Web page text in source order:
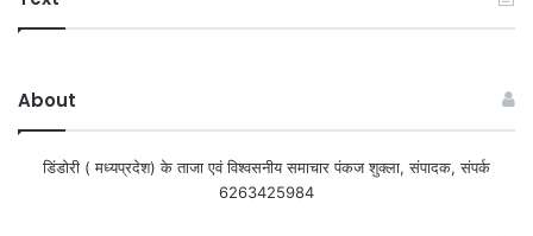
About
डिंडोरी ( मध्यप्रदेश) के ताजा एवं विश्वसनीय समाचार पंकज शुक्ला, संपादक, संपर्क
6263425984